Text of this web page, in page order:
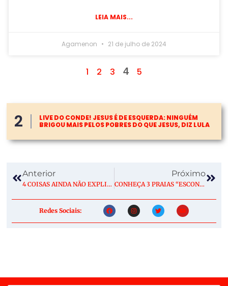
LEIA MAIS...
Agamenon 21 de julho de 2024
1 2 3 4 5
2
LIVE DO CONDE! JESUS É DE ESQUERDA: NINGUÉM
BRIGOU MAIS PELOS POBRES DO QUE JESUS, DIZ LULA
Anterior
4 COISAS AINDA NÃO EXPLICADAS SOBRE AS BOMBAS DE HIROSHIMA E NAGASAKI
Próximo
CONHEÇA 3 PRAIAS “ESCONDIDAS” DO AMAPÁ
Redes Sociais: